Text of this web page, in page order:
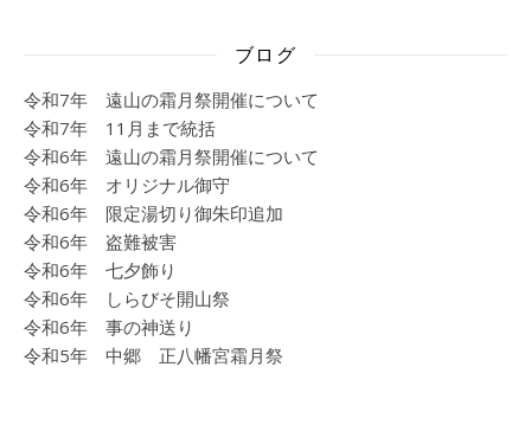
ブログ
令和7年 遠山の霜月祭開催について
令和7年 11月まで統括
令和6年 遠山の霜月祭開催について
令和6年 オリジナル御守
令和6年 限定湯切り御朱印追加
令和6年 盗難被害
令和6年 七夕飾り
令和6年 しらびそ開山祭
令和6年 事の神送り
令和5年 中郷 正八幡宮霜月祭